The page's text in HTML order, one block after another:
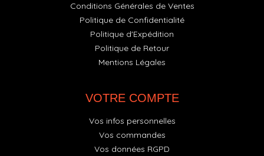
Conditions Générales de Ventes
Politique de Confidentialité
Politique d'Expédition
Politique de Retour
Mentions Légales
VOTRE COMPTE
Vos infos personnelles
Vos commandes
Vos données RGPD